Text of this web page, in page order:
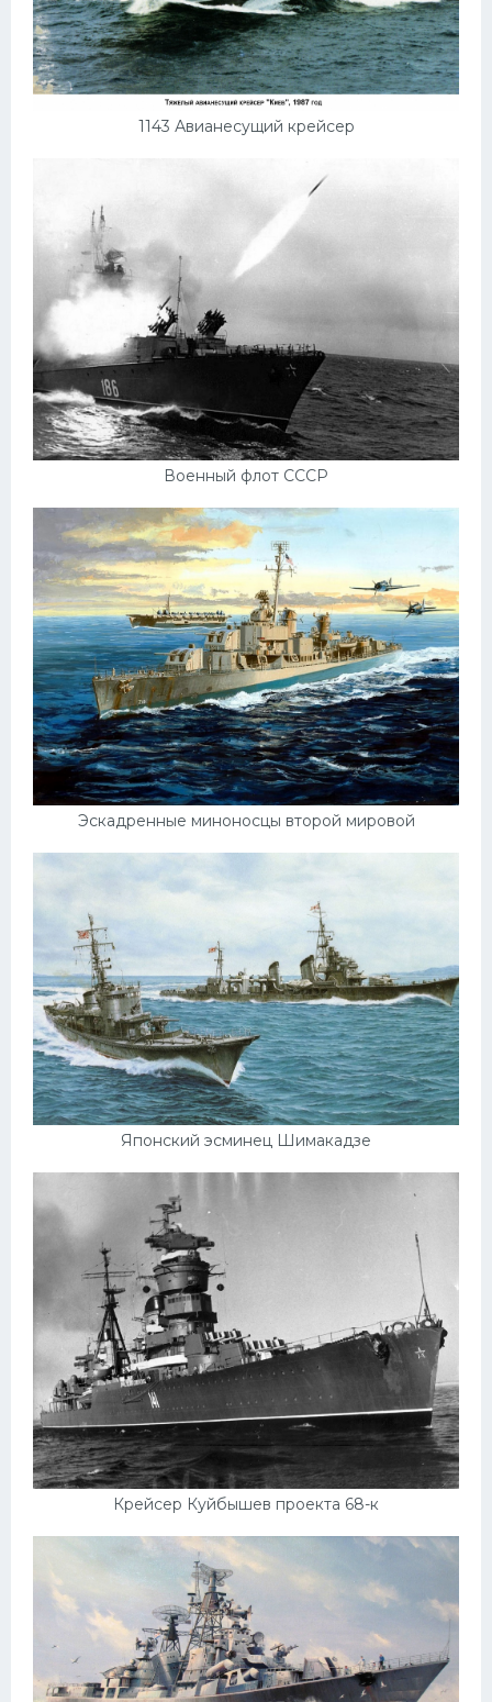
1143 Авианесущий крейсер
Военный флот СССР
Эскадренные миноносцы второй мировой
Японский эсминец Шимакадзе
Крейсер Куйбышев проекта 68-к